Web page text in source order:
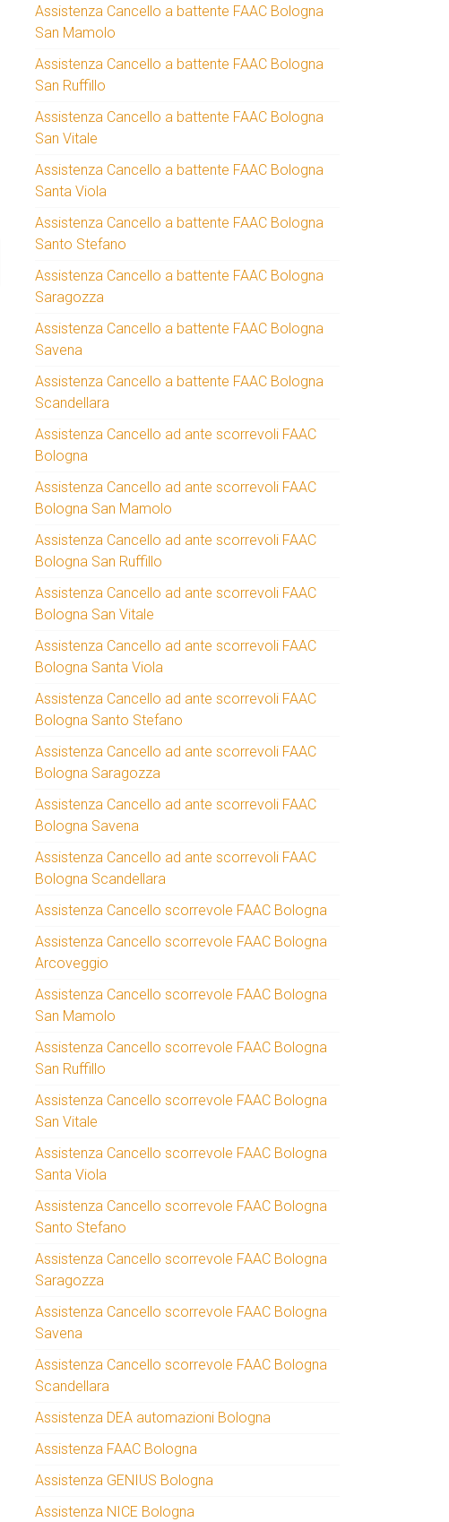
Assistenza Cancello a battente FAAC Bologna
San Mamolo
Assistenza Cancello a battente FAAC Bologna
San Ruffillo
Assistenza Cancello a battente FAAC Bologna
San Vitale
Assistenza Cancello a battente FAAC Bologna
Santa Viola
Assistenza Cancello a battente FAAC Bologna
Santo Stefano
Assistenza Cancello a battente FAAC Bologna
Saragozza
Assistenza Cancello a battente FAAC Bologna
Savena
Assistenza Cancello a battente FAAC Bologna
Scandellara
Assistenza Cancello ad ante scorrevoli FAAC
Bologna
Assistenza Cancello ad ante scorrevoli FAAC
Bologna San Mamolo
Assistenza Cancello ad ante scorrevoli FAAC
Bologna San Ruffillo
Assistenza Cancello ad ante scorrevoli FAAC
Bologna San Vitale
Assistenza Cancello ad ante scorrevoli FAAC
Bologna Santa Viola
Assistenza Cancello ad ante scorrevoli FAAC
Bologna Santo Stefano
Assistenza Cancello ad ante scorrevoli FAAC
Bologna Saragozza
Assistenza Cancello ad ante scorrevoli FAAC
Bologna Savena
Assistenza Cancello ad ante scorrevoli FAAC
Bologna Scandellara
Assistenza Cancello scorrevole FAAC Bologna
Assistenza Cancello scorrevole FAAC Bologna
Arcoveggio
Assistenza Cancello scorrevole FAAC Bologna
San Mamolo
Assistenza Cancello scorrevole FAAC Bologna
San Ruffillo
Assistenza Cancello scorrevole FAAC Bologna
San Vitale
Assistenza Cancello scorrevole FAAC Bologna
Santa Viola
Assistenza Cancello scorrevole FAAC Bologna
Santo Stefano
Assistenza Cancello scorrevole FAAC Bologna
Saragozza
Assistenza Cancello scorrevole FAAC Bologna
Savena
Assistenza Cancello scorrevole FAAC Bologna
Scandellara
Assistenza DEA automazioni Bologna
Assistenza FAAC Bologna
Assistenza GENIUS Bologna
Assistenza NICE Bologna